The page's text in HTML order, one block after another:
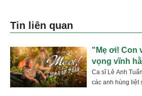
Tin liên quan
"Mẹ ơi! Con
vọng vĩnh
hùng
Ca sĩ Lê Anh
các anh hùng liệt